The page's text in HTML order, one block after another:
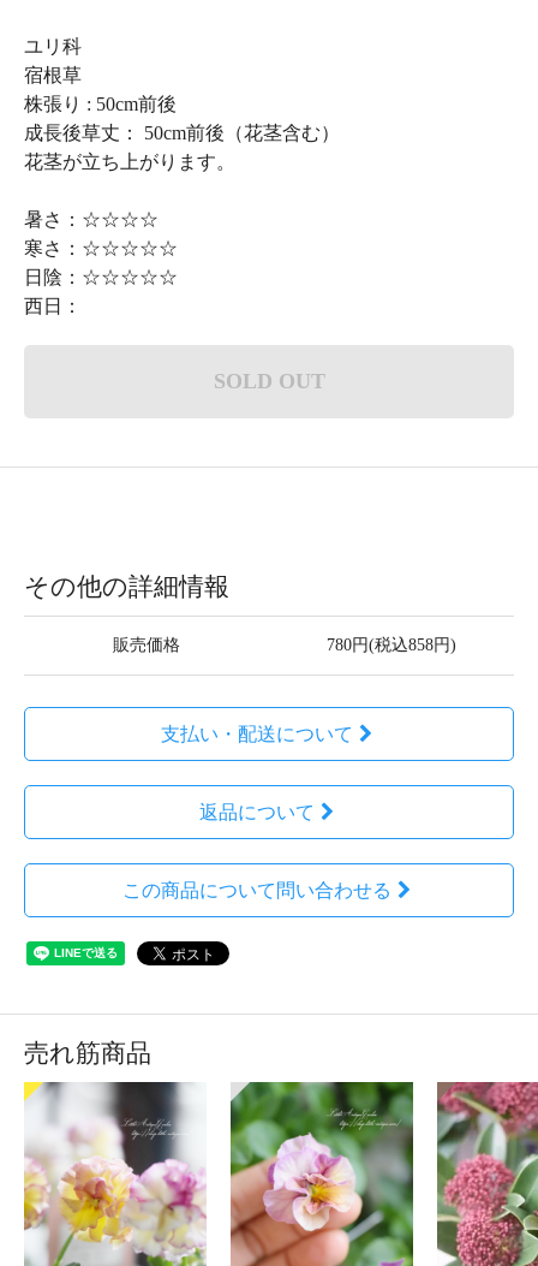
ユリ科
宿根草
株張り : 50cm前後
成長後草丈： 50cm前後（花茎含む）
花茎が立ち上がります。
暑さ：☆☆☆☆
寒さ：☆☆☆☆☆
日陰：☆☆☆☆☆
西日：
SOLD OUT
その他の詳細情報
販売価格 780円(税込858円)
支払い・配送について
返品について
この商品について問い合わせる
売れ筋商品